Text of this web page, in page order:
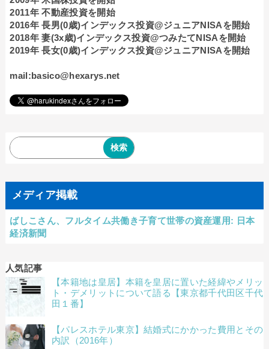
2011年 不動産投資を開始
2016年 長男(0歳)インデックス投資@ジュニアNISAを開始
2018年 妻(3x歳)インデックス投資@つみたてNISAを開始
2019年 長女(0歳)インデックス投資@ジュニアNISAを開始
mail:basico@hexarys.net
メディア掲載
ばしこさん、フルタイム共働き子育て世帯の資産運用: 日本
経済新聞
人気記事
【本籍地は皇居】本籍を皇居に置いた経緯やメリッ
ト・デメリットについて語る【東京都千代田区千代
田１番】
【パレスホテル東京】結婚式にかかった費用とその
内訳（2016年）